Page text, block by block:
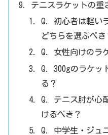
テニスラケットの重
Q. 初心者は軽い
どちらを選ぶべき
Q. 女性向けのラ
Q. 300gのラケッ
る？
Q. テニス肘が心
けるべき？
Q. 中学生・ジュ